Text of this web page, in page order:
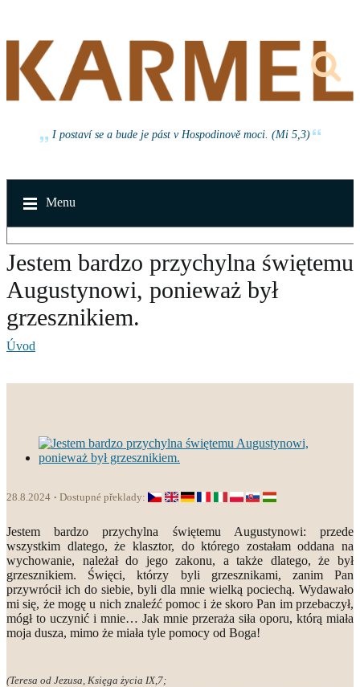
I postaví se a bude je pást v Hospodinově moci. (Mi 5,3)
Menu
Jestem bardzo przychylna świętemu
Augustynowi, ponieważ był
grzesznikiem.
Úvod
28.8.2024 Dostupné překlady:
Jestem bardzo przychylna świętemu Augustynowi: przede
wszystkim dlatego, że klasztor, do którego zostałam oddana na
wychowanie, należał do jego zakonu, a także dlatego, że był
grzesznikiem. Święci, którzy byli grzesznikami, zanim Pan
przywrócił ich do siebie, byli dla mnie wielką pociechą. Wydawało
mi się, że mogę u nich znaleźć pomoc i że skoro Pan im przebaczył,
mógł to uczynić i mnie… Jak mnie przeraża siła oporu, którą miała
moja dusza, mimo że miała tyle pomocy od Boga!
(Teresa od Jezusa, Księga życia IX,7;